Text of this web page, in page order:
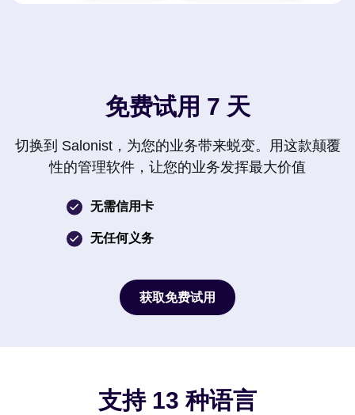
免费试用 7 天
切换到 Salonist，为您的业务带来蜕变。用这款颠覆
性的管理软件，让您的业务发挥最大价值
无需信用卡
无任何义务
获取免费试用
支持 13 种语言